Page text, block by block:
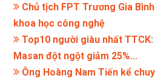
Chủ tịch FPT Trương Gia
khoa học công nghệ
Top10 người giàu nhất
Masan đột ngột giảm 25%...
Ông Hoàng Nam Tiến kể